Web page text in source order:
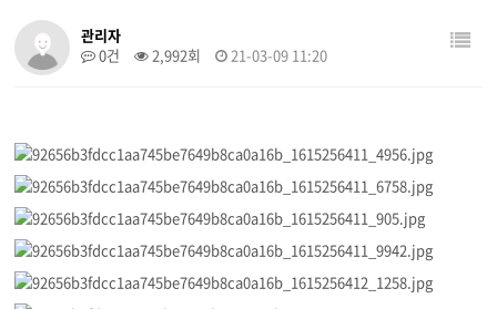
관리자
0건
2,992회 21-03-09 11:20